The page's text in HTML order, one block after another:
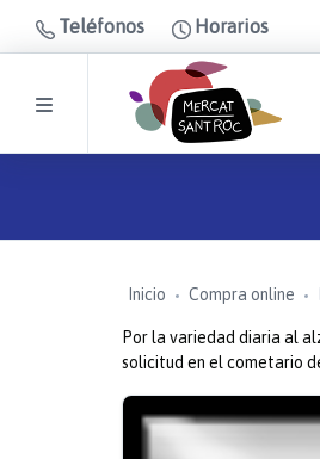
Teléfonos Horarios
Inicio Compra online
Por la variedad diaria al
solicitud en el cometario